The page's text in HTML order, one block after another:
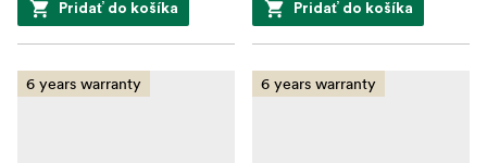
Pridať do košíka Pridať do košíka
6 years warranty 6 years warranty